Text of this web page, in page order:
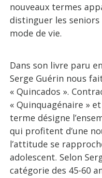
nouveaux termes
distinguer les
mode de vie.
Dans son livre paru
Serge Guérin nous
« Quincados ».
« Quinquagénaire »
terme désigne
qui profitent d’une
l’attitude se
adolescent. Selon
catégorie des 45-60